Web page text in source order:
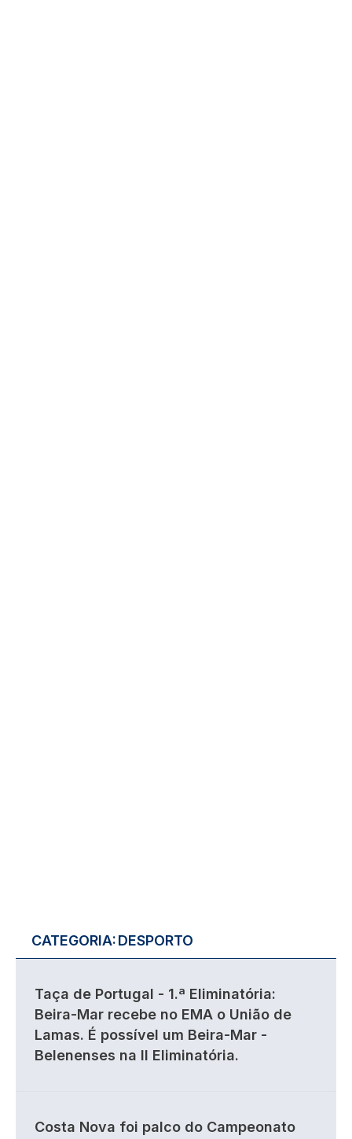
CATEGORIA:DESPORTO
Taça de Portugal - 1.ª Eliminatória:
Beira-Mar recebe no EMA o União de
Lamas. É possível um Beira-Mar -
Belenenses na II Eliminatória.
Costa Nova foi palco do Campeonato